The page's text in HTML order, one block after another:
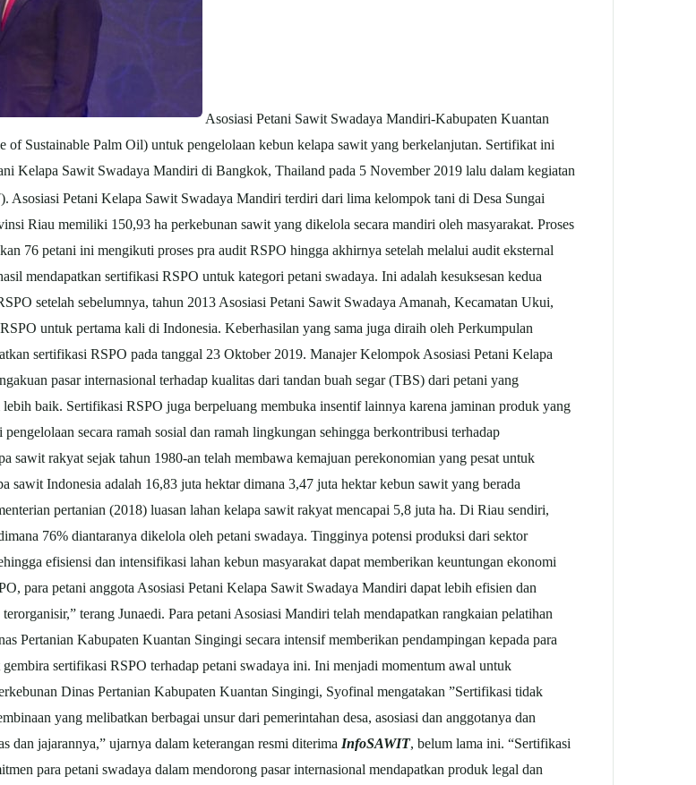
Asosiasi Petani Sawit Swadaya Mandiri-Kabupaten Kuantan
Sustainable Palm Oil) untuk pengelolaan kebun kelapa sawit yang berkelanjutan. Sertifikat ini
Kelapa Sawit Swadaya Mandiri di Bangkok, Thailand pada 5 November 2019 lalu dalam kegiatan
Asosiasi Petani Kelapa Sawit Swadaya Mandiri terdiri dari lima kelompok tani di Desa Sungai
Riau memiliki 150,93 ha perkebunan sawit yang dikelola secara mandiri oleh masyarakat. Proses
76 petani ini mengikuti proses pra audit RSPO hingga akhirnya setelah melalui audit eksternal
mendapatkan sertifikasi RSPO untuk kategori petani swadaya. Ini adalah kesuksesan kedua
setelah sebelumnya, tahun 2013 Asosiasi Petani Sawit Swadaya Amanah, Kecamatan Ukui,
untuk pertama kali di Indonesia. Keberhasilan yang sama juga diraih oleh Perkumpulan
sertifikasi RSPO pada tanggal 23 Oktober 2019. Manajer Kelompok Asosiasi Petani Kelapa
pasar internasional terhadap kualitas dari tandan buah segar (TBS) dari petani yang
baik. Sertifikasi RSPO juga berpeluang membuka insentif lainnya karena jaminan produk yang
secara ramah sosial dan ramah lingkungan sehingga berkontribusi terhadap
sawit rakyat sejak tahun 1980-an telah membawa kemajuan perekonomian yang pesat untuk
sawit Indonesia adalah 16,83 juta hektar dimana 3,47 juta hektar kebun sawit yang berada
pertanian (2018) luasan lahan kelapa sawit rakyat mencapai 5,8 juta ha. Di Riau sendiri,
76% diantaranya dikelola oleh petani swadaya. Tingginya potensi produksi dari sektor
efisiensi dan intensifikasi lahan kebun masyarakat dapat memberikan keuntungan ekonomi
para petani anggota Asosiasi Petani Kelapa Sawit Swadaya Mandiri dapat lebih efisien dan
terang Junaedi. Para petani Asosiasi Mandiri telah mendapatkan rangkaian pelatihan
Pertanian Kabupaten Kuantan Singingi secara intensif memberikan pendampingan kepada para
sertifikasi RSPO terhadap petani swadaya ini. Ini menjadi momentum awal untuk
Dinas Pertanian Kabupaten Kuantan Singingi, Syofinal mengatakan ”Sertifikasi tidak
yang melibatkan berbagai unsur dari pemerintahan desa, asosiasi dan anggotanya dan
jajarannya,” ujarnya dalam keterangan resmi diterima InfoSAWIT, belum lama ini. “Sertifikasi
para petani swadaya dalam mendorong pasar internasional mendapatkan produk legal dan